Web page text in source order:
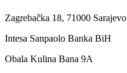
Zagrebačka 18, 71000 Sarajevo
Intesa Sanpaolo Banka BiH
Obala Kulina Bana 9A